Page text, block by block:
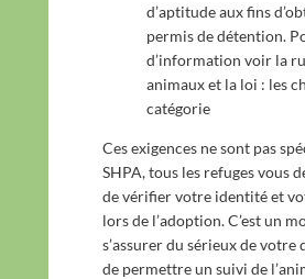
d’aptitude aux fins
permis de détention.
d’information voir la
animaux et la loi : les
catégorie
Ces exigences ne sont pas
SHPA, tous les refuges vous
de vérifier votre identité et
lors de l’adoption. C’est un
s’assurer du sérieux de votre
de permettre un suivi de